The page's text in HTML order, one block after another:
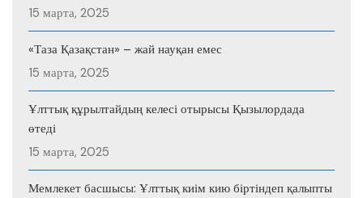
15 марта, 2025
«Таза Қазақстан» – жай науқан емес
15 марта, 2025
Ұлттық құрылтайдың келесі отырысы Қызылордада
өтеді
15 марта, 2025
Мемлекет басшысы: Ұлттық киім кию біртіндеп қалыпты